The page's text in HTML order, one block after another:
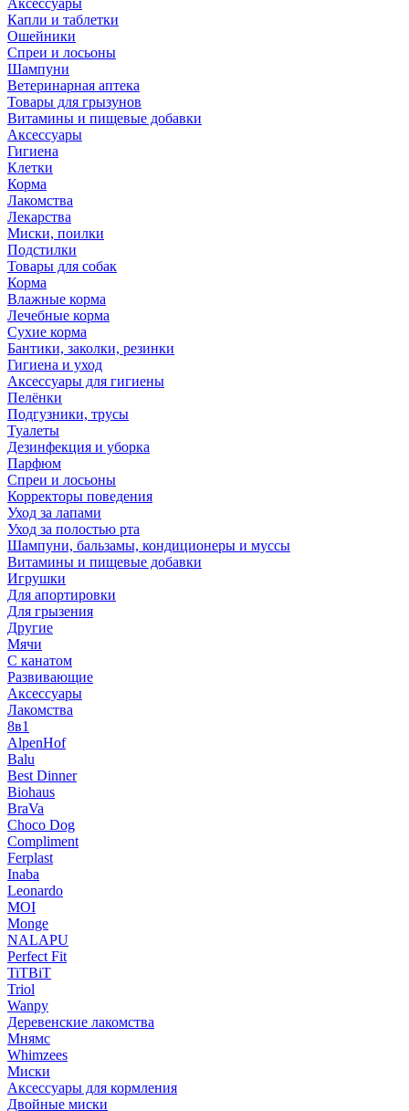
Аксессуары
Капли и таблетки
Ошейники
Спреи и лосьоны
Шампуни
Ветеринарная аптека
Товары для грызунов
Витамины и пищевые добавки
Аксессуары
Гигиена
Клетки
Корма
Лакомства
Лекарства
Миски, поилки
Подстилки
Товары для собак
Корма
Влажные корма
Лечебные корма
Сухие корма
Бантики, заколки, резинки
Гигиена и уход
Аксессуары для гигиены
Пелёнки
Подгузники, трусы
Туалеты
Дезинфекция и уборка
Парфюм
Спреи и лосьоны
Корректоры поведения
Уход за лапами
Уход за полостью рта
Шампуни, бальзамы, кондиционеры и муссы
Витамины и пищевые добавки
Игрушки
Для апортировки
Для грызения
Другие
Мячи
С канатом
Развивающие
Аксессуары
Лакомства
8в1
AlpenHof
Balu
Best Dinner
Biohaus
BraVa
Choco Dog
Compliment
Ferplast
Inaba
Leonardo
MOI
Monge
NALAPU
Perfect Fit
TiTBiT
Triol
Wanpy
Деревенские лакомства
Мнямс
Whimzees
Миски
Аксессуары для кормления
Двойные миски